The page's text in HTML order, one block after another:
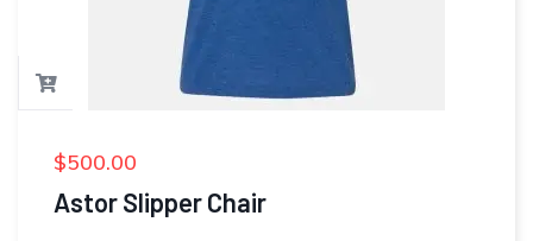
$500.00
Astor Slipper Chair